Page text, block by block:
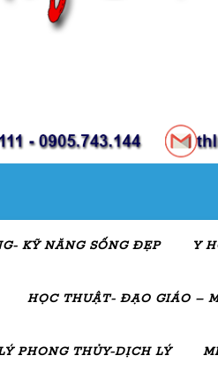
KỸ NĂNG SỐNG ĐẸP Y
HỌC THUẬT- ĐẠO GIÁO –
PHONG THỦY-DỊCH LÝ